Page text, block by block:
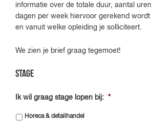
informatie over de totale duur, aantal
dagen per week hiervoor gerekend
en vanuit welke opleiding je solliciteert.
We zien je brief graag tegemoet!
Stage
Ik wil graag stage lopen bij: *
Horeca & detailhandel